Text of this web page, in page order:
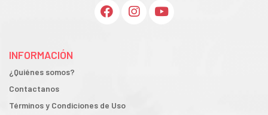
INFORMACIÓN
¿Quiénes somos?
Contactanos
Términos y Condiciones de Uso